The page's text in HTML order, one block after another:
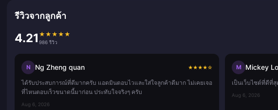
รีวิวจากลูกค้า
4.21 ★ ★ ★ ★ ★
986 รีวิว
N Ng Zheng quan ★★★★☆
ได้รับประสบการณ์ที่ดีมากครับ แอดมินตอบไวและใส่ใจลูกค้าดีมาก ไม่เคยเจอ
ที่ไหนตอบเร็วขนาดนี้มาก่อน ประทับใจจริงๆ ครับ
Aug 6, 2026
M Mickey
เป็นเว็บไซต์ที่ดีที่สุ
Aug 6, 2026